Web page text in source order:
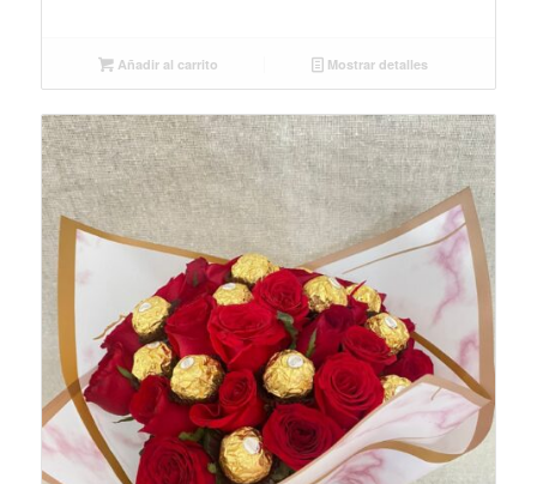
Añadir al carrito Mostrar detalles